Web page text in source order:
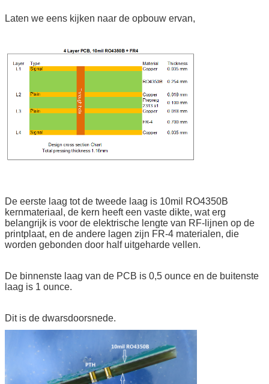
Laten we eens kijken naar de opbouw ervan,
De eerste laag tot de tweede laag is 10mil RO4350B
kernmateriaal, de kern heeft een vaste dikte, wat erg
belangrijk is voor de elektrische lengte van RF-lijnen op de
printplaat, en de andere lagen zijn FR-4 materialen, die
worden gebonden door half uitgeharde vellen.
De binnenste laag van de PCB is 0,5 ounce en de buitenste
laag is 1 ounce.
Dit is de dwarsdoorsnede.